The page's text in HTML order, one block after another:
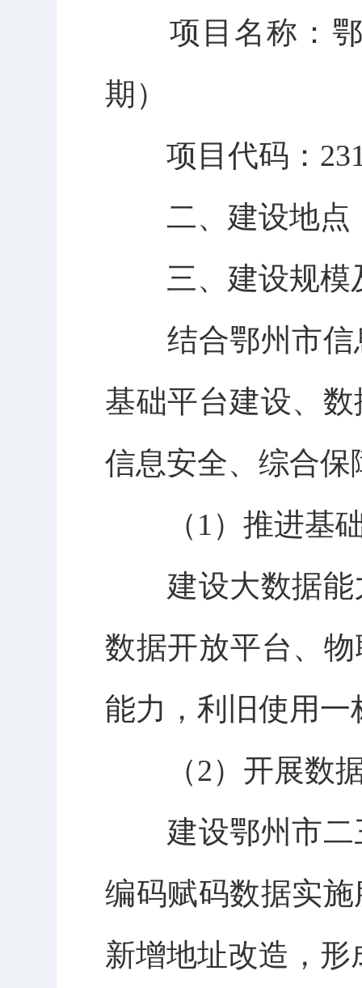
项目名称：鄂
期）
项目代码：
二、建设地点
三、建设规模
结合鄂州市信
基础平台建设、
信息安全、综合
（1）推进基础
建设大数据能
数据开放平台、
能力，利旧使用
（2）开展数据
建设鄂州市二
编码赋码数据实
新增地址改造，